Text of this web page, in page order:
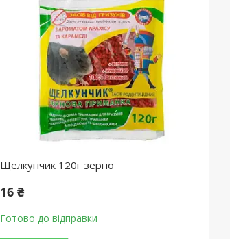
Щелкунчик 120г зерно
16 ₴
Готово до відправки